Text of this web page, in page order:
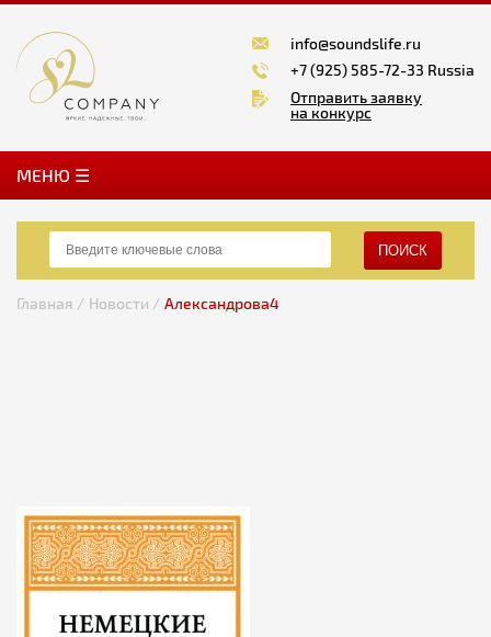
info@soundslife.ru
+7 (925) 585-72-33 Russia
Отправить заявку
на конкурс
MЕНЮ ☰
ПОИСК
Главная / Новости / Александрова4